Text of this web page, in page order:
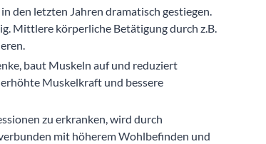
den letzten Jahren dramatisch gestiegen.
Mittlere körperliche Betätigung durch z.B.
baut Muskeln auf und reduziert
Muskelkraft und bessere
zu erkranken, wird durch
mit höherem Wohlbefinden und